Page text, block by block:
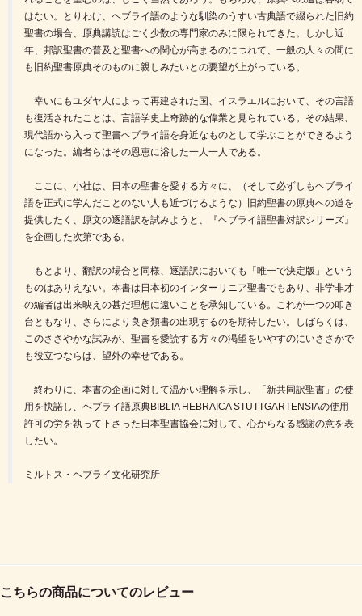
はない。とりわけ、ヘブライ語のような馴染のうすい古典語で綴られた旧約
聖書の場合、原典講読はごく少数の専門家のみに限られてきた。しかし近
年、邦訳聖書の普及と聖書への関心が高まるのにつれて、一般の人々の間に
も旧約聖書原典そのものに親しみたいとの要望が上がっている。
幸いにもユダヤ人によって再建された国、イスラエルにおいて、その言語
も復活されたことは、言語学史上奇跡的な偉業と見られている。その結果、
現代語から入って聖書ヘブライ語を身近なものとして学ぶことができるよう
になった。編者らはその恩恵に浴した一人一人である。
ここに、小社は、日本の聖書を愛する方々に、（そして必ずしもヘブライ
語を正式に学んだことのない人も近づけるような）旧約聖書の原典への道を
提供したく、原文の逐語訳を試みようと、『ヘブライ語聖書対訳シリーズ』
を企画した次第である。
もとより、翻訳の場合と同様、逐語訳においても「唯一で決定版」という
ものはありえない。本書は日本初のインターリニア聖書でもあり、非学非才
の編者は出来映えの甚だ理想に遠いことを承知している。これが一つの叩き
台ともなり、さらにより良き類書の出現するのを期待したい。しばらくは、
このささやかな試みが、聖書を愛読する方々の渇望をいやすのにいささかで
も役立つならば、望外の幸せである。
終わりに、本書の企画に対して温かい理解を示し、「新共同訳聖書」の使
用を快諾し、ヘブライ語原典BIBLIA HEBRAICA STUTTGARTENSIAの使用
許可の労を執って下さった日本聖書協会に対して、心からなる感謝の意を表
したい。
ミルトス・ヘブライ文化研究所
こちらの商品についてのレビュー